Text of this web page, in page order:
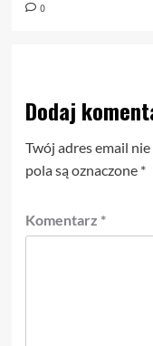
0
Dodaj
Twój adres email
pola są oznaczone *
Komentarz *